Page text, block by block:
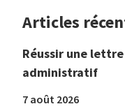
Articles
Réussir une
administratif
7 août 2026